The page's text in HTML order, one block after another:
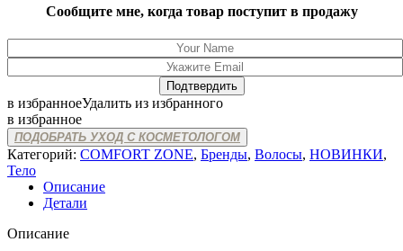
Сообщите мне, когда товар поступит в продажу
в избранноеУдалить из избранного
в избранное
ПОДОБРАТЬ УХОД С КОСМЕТОЛОГОМ
Категорий: COMFORT ZONE, Бренды, Волосы, НОВИНКИ,
Тело
Описание
Детали
Описание